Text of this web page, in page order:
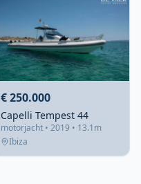
€ 250.000
Capelli Tempest 44
motorjacht • 2019 • 13.1m
Ibiza